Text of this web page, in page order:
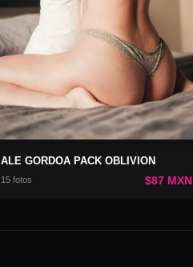
ALE GORDOA PACK OBLIVION
15 fotos $87 MXN